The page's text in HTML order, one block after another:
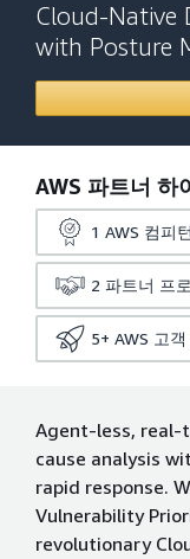
Cloud-Native
with Posture
AWS 파트너 하
1 AWS 컴피
2 파트너 프
5+ AWS 고객
Agent-less,
cause analysis
rapid response.
Vulnerability
revolutionary